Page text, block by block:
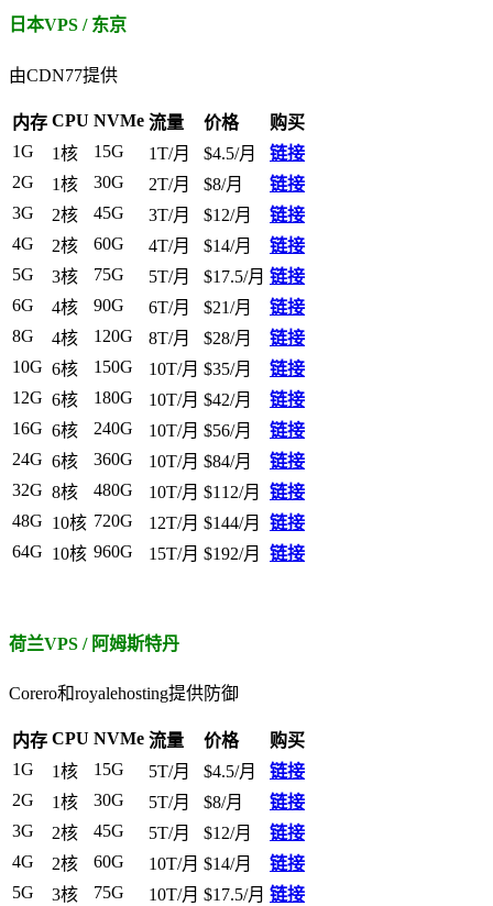
日本VPS / 东京
由CDN77提供
内存 CPU NVMe 流量 价格
购买
1G
1核 15G 1T/月 $4.5/月
链接
2G
1核 30G 2T/月 $8/月
链接
3G
2核 45G 3T/月 $12/月
链接
4G
2核 60G 4T/月 $14/月
链接
5G
3核 75G 5T/月 $17.5/月 链接
6G
4核 90G 6T/月 $21/月
链接
8G
4核 120G 8T/月 $28/月
链接
10G 6核 150G 10T/月 $35/月
链接
12G 6核 180G 10T/月 $42/月
链接
16G 6核 240G 10T/月 $56/月
链接
24G 6核 360G 10T/月 $84/月
链接
32G 8核 480G 10T/月 $112/月
链接
48G 10核 720G 12T/月 $144/月
链接
64G 10核 960G 15T/月 $192/月 链接
荷兰VPS / 阿姆斯特丹
Corero和royalehosting提供防御
内存 CPU NVMe 流量 价格
购买
1G
1核 15G 5T/月 $4.5/月
链接
2G
1核 30G 5T/月 $8/月
链接
3G
2核 45G 5T/月 $12/月
链接
4G
2核 60G 10T/月 $14/月
链接
5G
3核 75G 10T/月 $17.5/月 链接